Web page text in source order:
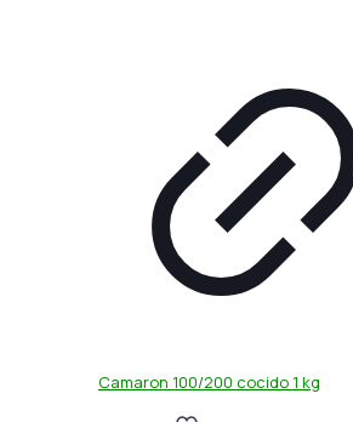
Camaron 100/200 cocido 1 kg